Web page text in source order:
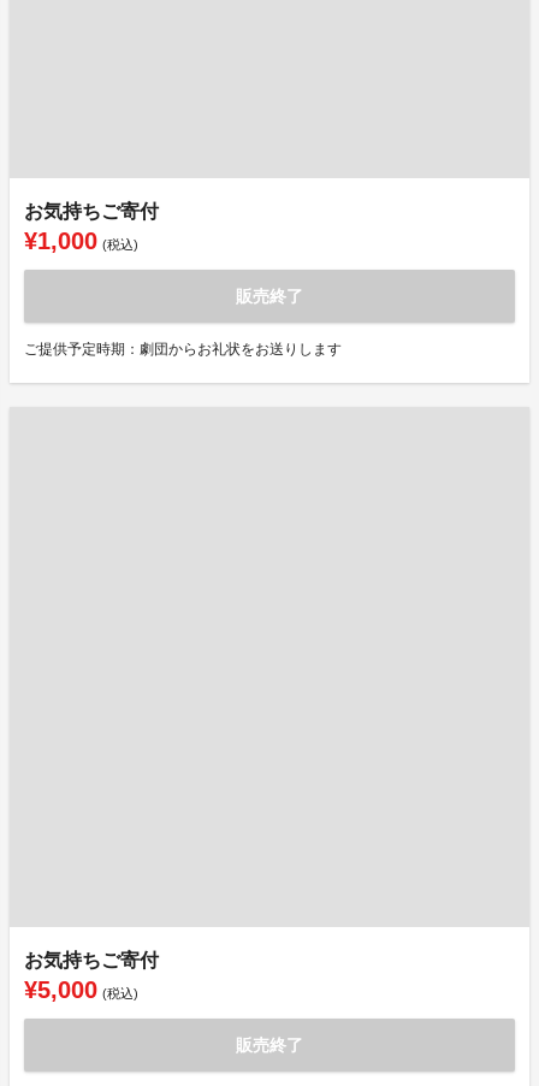
お気持ちご寄付
¥1,000 (税込)
販売終了
ご提供予定時期：劇団からお礼状をお送りします
お気持ちご寄付
¥5,000 (税込)
販売終了